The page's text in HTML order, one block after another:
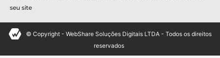
seu site
© Copyright - WebShare Soluções Digitais LTDA - Todos os direitos
reservados